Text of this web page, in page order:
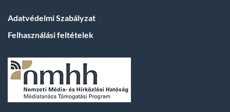
Adatvédelmi Szabályzat
Felhasználási feltételek